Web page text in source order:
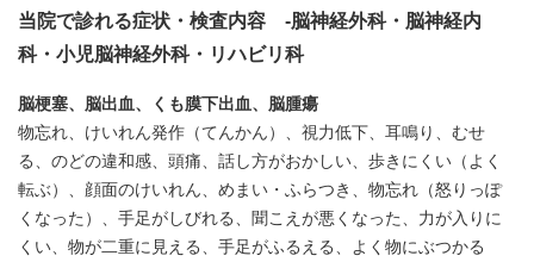
当院で診れる症状・検査内容 -脳神経外科・脳神経内
科・小児脳神経外科・リハビリ科
脳梗塞、脳出血、くも膜下出血、脳腫瘍
物忘れ、けいれん発作（てんかん）、視力低下、耳鳴り、むせ
る、のどの違和感、頭痛、話し方がおかしい、歩きにくい（よく
転ぶ）、顔面のけいれん、めまい・ふらつき、物忘れ（怒りっぽ
くなった）、手足がしびれる、聞こえが悪くなった、力が入りに
くい、物が二重に見える、手足がふるえる、よく物にぶつかる